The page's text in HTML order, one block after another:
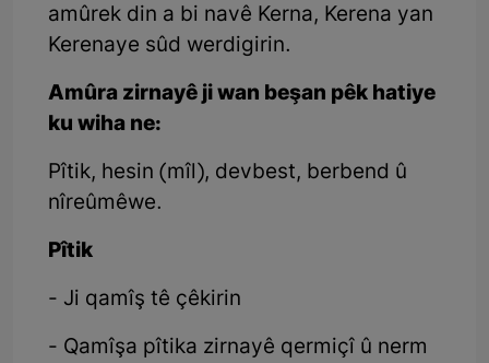
amûrek din a bi navê Kerna, Kerena yan
Kerenaye sûd werdigirin.
Amûra zirnayê ji wan beşan pêk hatiye
ku wiha ne:
Pîtik, hesin (mîl), devbest, berbend û
nîreûmêwe.
Pîtik
- Ji qamîş tê çêkirin
- Qamîşa pîtika zirnayê qermiçî û nerm